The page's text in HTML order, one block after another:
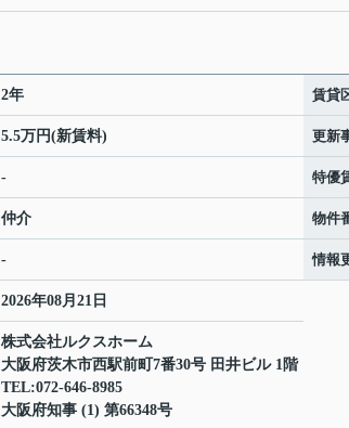
2年 賃貸
5.5万円(新賃料) 更新
- 特優
仲介 物件
- 情報
2026年08月21日
株式会社ルクスホーム
大阪府茨木市西駅前町7番30号 田井ビル 1階
TEL:072-646-8985
大阪府知事 (1) 第66348号